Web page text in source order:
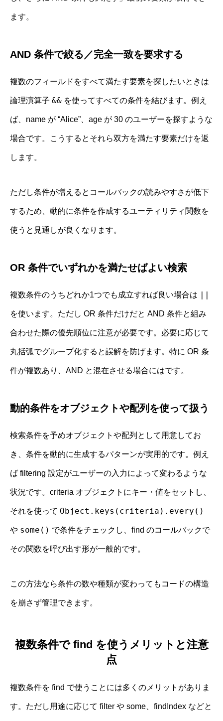
ます。
AND 条件で絞る／完全一致を要求する
複数のフィールドをすべて満たす要素を探したいときは
論理演算子 && を使ってすべての条件を結びます。例え
ば、name が “Alice”、age が 30 のユーザーを探すような
場合です。こうするとそれら双方を満たす要素だけを返
します。
ただし条件が増えるとコールバックの読みやすさが低下
するため、動的に条件を作成するユーティリティ関数を
使うと見通しが良くなります。
OR 条件でいずれかを満たせばよい検索
複数条件のうちどれか1つでも成立すれば良い場合は ||
を使います。ただし OR 条件だけだと AND 条件と組み
合わせた際の優先順位に注意が必要です。必要に応じて
丸括弧でグループ化すると誤解を防げます。特に OR 条
件が複数あり、AND と混在させる場合にはです。
動的条件をオブジェクトや配列を使って扱う
検索条件を予めオブジェクトや配列として用意してお
き、条件を動的に生成するパターンが実用的です。例え
ば filtering 設定がユーザーの入力によって変わるような
状況です。criteria オブジェクトにキー・値をセットし、
それを使って Object.keys(criteria).every()
や some() で条件をチェックし、find のコールバックで
その関数を呼び出す形が一般的です。
この方法なら条件の数や種類が変わってもコードの構造
を崩さず管理できます。
複数条件で find を使うメリットと注意
点
複数条件を find で使うことには多くのメリットがありま
す。ただし用途に応じて filter や some、findIndex などと